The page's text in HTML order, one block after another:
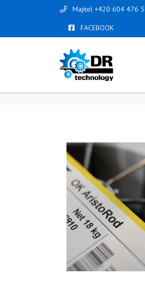
Majitel +420 604 476
FACEBOOK